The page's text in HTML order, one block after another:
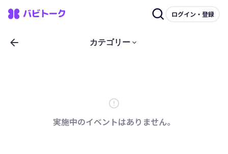
ログイン・登録
arrow_back カテゴリー keyboard_arrow_down
error
実施中のイベントはありません。